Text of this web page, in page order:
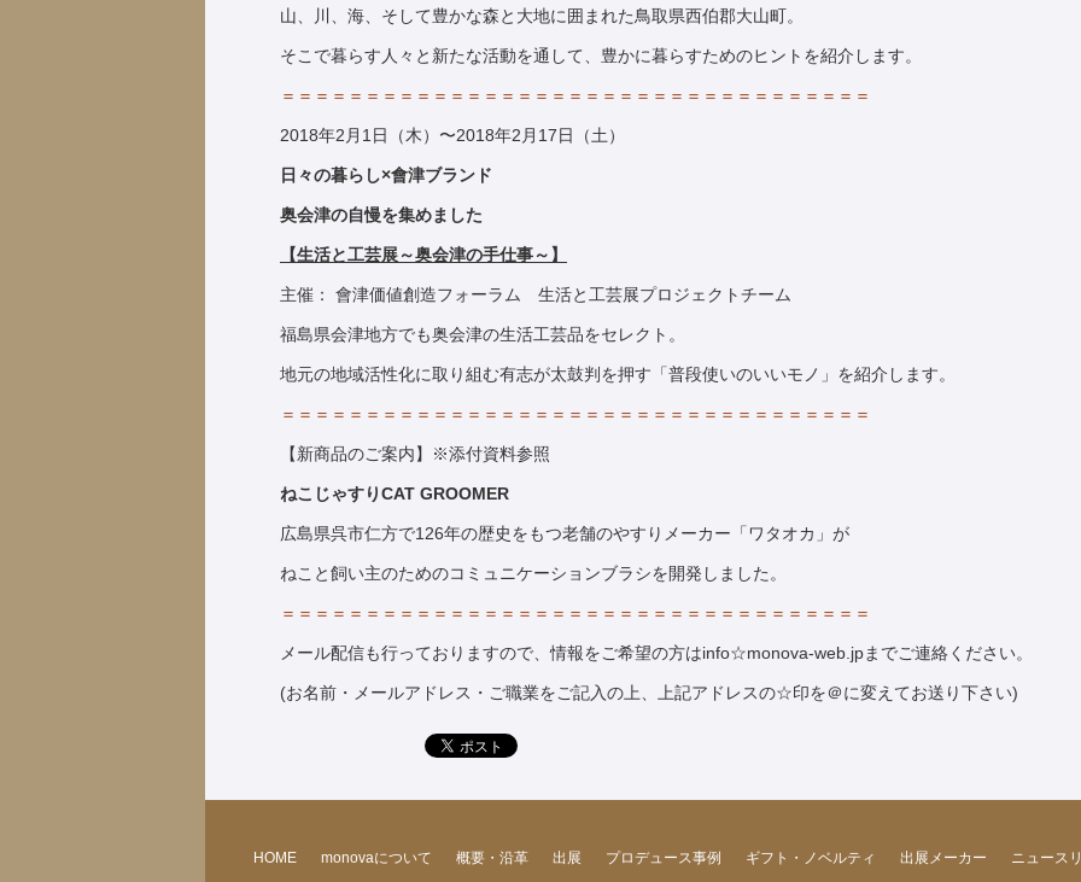
山、川、海、そして豊かな森と大地に囲まれた鳥取県西伯郡大山町。
そこで暮らす人々と新たな活動を通して、豊かに暮らすためのヒントを紹介します。
＝＝＝＝＝＝＝＝＝＝＝＝＝＝＝＝＝＝＝＝＝＝＝＝＝＝＝＝＝＝＝＝＝＝＝
2018年2月1日（木）〜2018年2月17日（土）
日々の暮らし×會津ブランド
奥会津の自慢を集めました
【生活と工芸展～奥会津の手仕事～】
主催： 會津価値創造フォーラム 生活と工芸展プロジェクトチーム
福島県会津地方でも奥会津の生活工芸品をセレクト。
地元の地域活性化に取り組む有志が太鼓判を押す「普段使いのいいモノ」を紹介します。
＝＝＝＝＝＝＝＝＝＝＝＝＝＝＝＝＝＝＝＝＝＝＝＝＝＝＝＝＝＝＝＝＝＝＝
【新商品のご案内】※添付資料参照
ねこじゃすりCAT GROOMER
広島県呉市仁方で126年の歴史をもつ老舗のやすりメーカー「ワタオカ」が
ねこと飼い主のためのコミュニケーションブラシを開発しました。
＝＝＝＝＝＝＝＝＝＝＝＝＝＝＝＝＝＝＝＝＝＝＝＝＝＝＝＝＝＝＝＝＝＝＝
メール配信も行っておりますので、情報をご希望の方はinfo☆monova-web.jpまでご連絡ください。
(お名前・メールアドレス・ご職業をご記入の上、上記アドレスの☆印を＠に変えてお送り下さい)
HOME monovaについて 概要・沿革 出展 プロデュース事例 ギフト・ノベルティ 出展メーカー ニュース